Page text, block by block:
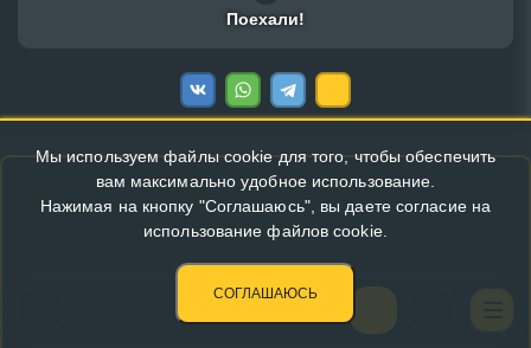
Поехали!
Мы используем файлы cookie для того, чтобы обеспечить
вам максимально удобное использование.
Нажимая на кнопку "Соглашаюсь", вы даете согласие на
использование файлов cookie.
СОГЛАШАЮСЬ